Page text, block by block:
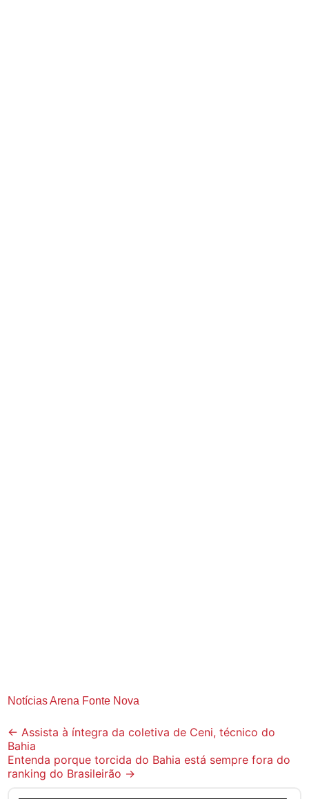
Notícias Arena Fonte Nova
Post
navigation
← Assista à íntegra da coletiva de Ceni, técnico do
Bahia
Entenda porque torcida do Bahia está sempre fora do
ranking do Brasileirão →